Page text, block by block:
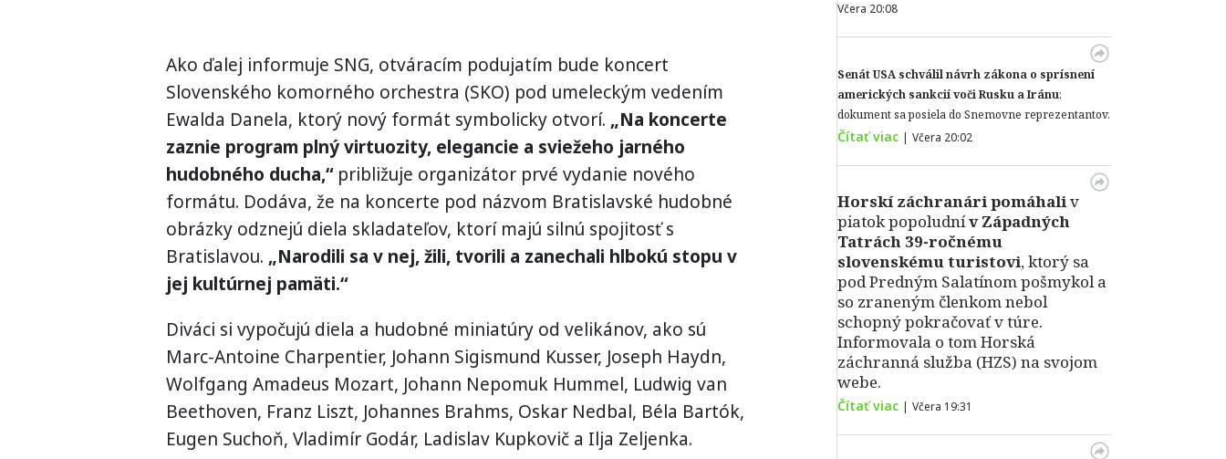
Ako ďalej informuje SNG, otváracím podujatím bude koncert
Slovenského komorného orchestra (SKO) pod umeleckým vedením
Ewalda Danela, ktorý nový formát symbolicky otvorí. „Na koncerte
zaznie program plný virtuozity, elegancie a sviežeho jarného
hudobného ducha,“približuje organizátor prvé vydanie nového
formátu. Dodáva, že na koncerte pod názvom Bratislavské hudobné
obrázky odznejú diela skladateľov, ktorí majú silnú spojitosť s
Bratislavou. „Narodili sa v nej, žili, tvorili a zanechali hlbokú stopu v
jej kultúrnej pamäti.“
Diváci si vypočujú diela a hudobné miniatúry od velikánov, ako sú
Marc-Antoine Charpentier, Johann Sigismund Kusser, Joseph Haydn,
Wolfgang Amadeus Mozart, Johann Nepomuk Hummel, Ludwig van
Beethoven, Franz Liszt, Johannes Brahms, Oskar Nedbal, Béla Bartók,
Eugen Suchoň, Vladimír Godár, Ladislav Kupkovič a Ilja Zeljenka.
Včera 20:08
Senát USA schválil návrh zákona o sprísnení
amerických sankcií voči Rusku a Iránu;
dokument sa posiela do Snemovne reprezentantov.
Čítať viac | Včera 20:02
Horskí záchranári pomáhaliv
piatok popoludnív Západných
Tatrách 39-ročnému
slovenskému turistovi, ktorý sa
pod Predným Salatínom pošmykol a
so zraneným členkom nebol
schopný pokračovať v túre.
Informovala o tom Horská
záchranná služba (HZS) na svojom
webe.
Čítať viac | Včera 19:31